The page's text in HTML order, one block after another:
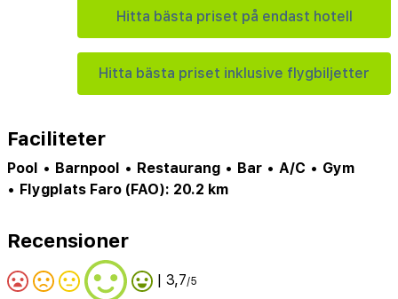
Hitta bästa priset på endast hotell
Hitta bästa priset inklusive flygbiljetter
Faciliteter
Pool • Barnpool • Restaurang • Bar • A/C • Gym
• Flygplats Faro (FAO): 20.2 km
Recensioner
| 3,7/5